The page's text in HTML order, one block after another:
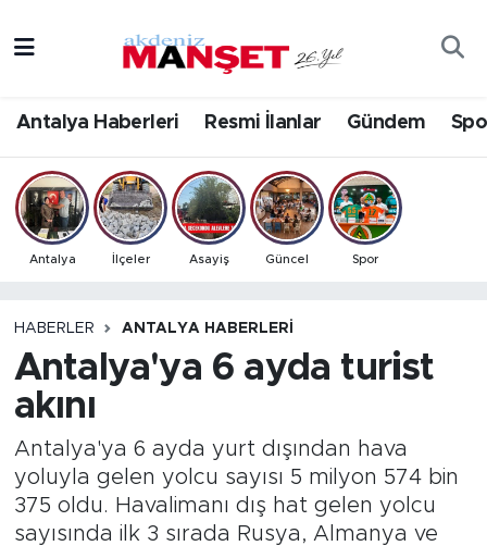
Antalya Haberleri Resmi İlanlar Gündem
Antalya İlçeler Asayiş Güncel Spor
HABERLER ANTALYA HABERLERI
Antalya'ya 6 ayda turist
akını
Antalya'ya 6 ayda yurt dışından hava
yoluyla gelen yolcu sayısı 5 milyon 574 bin
375 oldu. Havalimanı dış hat gelen yolcu
sayısında ilk 3 sırada Rusya, Almanya ve
Bilim & Teknoloji
Eğitim
Ekonomi
Gündem
İlçeler
Kültür- Sanat
Magazin
Antalya Hava Durumu
Antalya Namaz Vakitleri
Antalya Trafik Yoğunluk Haritası
Tüm Manşetler
Son Dakika Haberleri
Haber Arşivi